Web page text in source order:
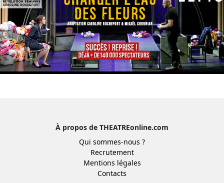
À propos de THEATREonline.com
Qui sommes-nous ?
Recrutement
Mentions légales
Contacts